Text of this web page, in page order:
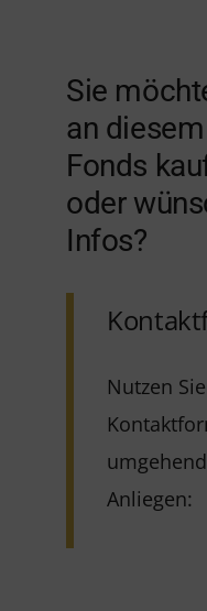
Sie
an
Fonds
oder
Infos?
Nutzen
Anliegen: